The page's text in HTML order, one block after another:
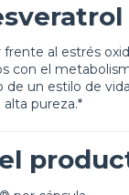
al estrés
con el
un estilo de
pureza.*